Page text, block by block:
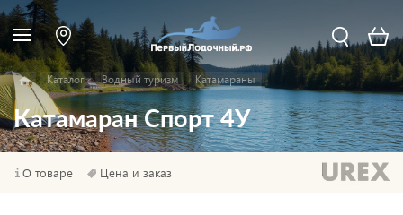
Каталог Водный туризм Катамараны
Катамаран Спорт 4У
О товаре Цена и заказ